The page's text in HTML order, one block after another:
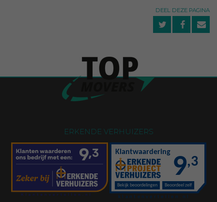
DEEL DEZE PAGINA
ERKENDE VERHUIZERS